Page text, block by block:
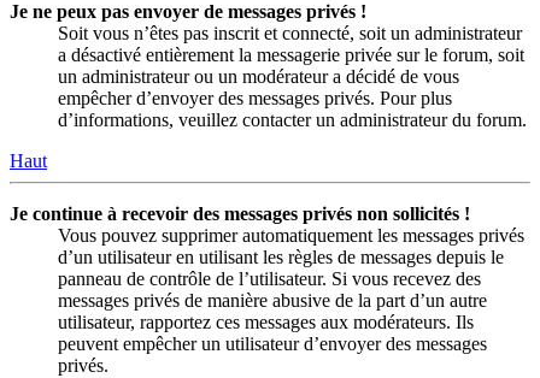
Je ne peux pas envoyer de messages privés !
Soit vous n’êtes pas inscrit et connecté, soit un administrateur
a désactivé entièrement la messagerie privée sur le forum, soit
un administrateur ou un modérateur a décidé de vous
empêcher d’envoyer des messages privés. Pour plus
d’informations, veuillez contacter un administrateur du forum.
Haut
Je continue à recevoir des messages privés non sollicités !
Vous pouvez supprimer automatiquement les messages privés
d’un utilisateur en utilisant les règles de messages depuis le
panneau de contrôle de l’utilisateur. Si vous recevez des
messages privés de manière abusive de la part d’un autre
utilisateur, rapportez ces messages aux modérateurs. Ils
peuvent empêcher un utilisateur d’envoyer des messages
privés.